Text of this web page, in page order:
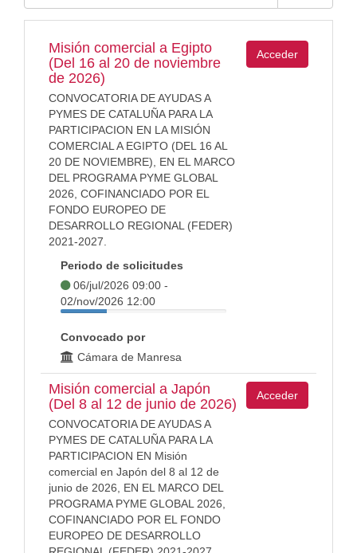
Misión comercial a Egipto
(Del 16 al 20 de noviembre
de 2026)
CONVOCATORIA DE AYUDAS A
PYMES DE CATALUÑA PARA LA
PARTICIPACION EN LA MISIÓN
COMERCIAL A EGIPTO (DEL 16 AL
20 DE NOVIEMBRE), EN EL MARCO
DEL PROGRAMA PYME GLOBAL
2026, COFINANCIADO POR EL
FONDO EUROPEO DE
DESARROLLO REGIONAL (FEDER)
2021-2027.
Periodo de solicitudes
06/jul/2026 09:00 -
02/nov/2026 12:00
Convocado por
Cámara de Manresa
Acceder
Misión comercial a Japón
(Del 8 al 12 de junio de 2026)
CONVOCATORIA DE AYUDAS A
PYMES DE CATALUÑA PARA LA
PARTICIPACION EN Misión
comercial en Japón del 8 al 12 de
junio de 2026, EN EL MARCO DEL
PROGRAMA PYME GLOBAL 2026,
COFINANCIADO POR EL FONDO
EUROPEO DE DESARROLLO
Acceder